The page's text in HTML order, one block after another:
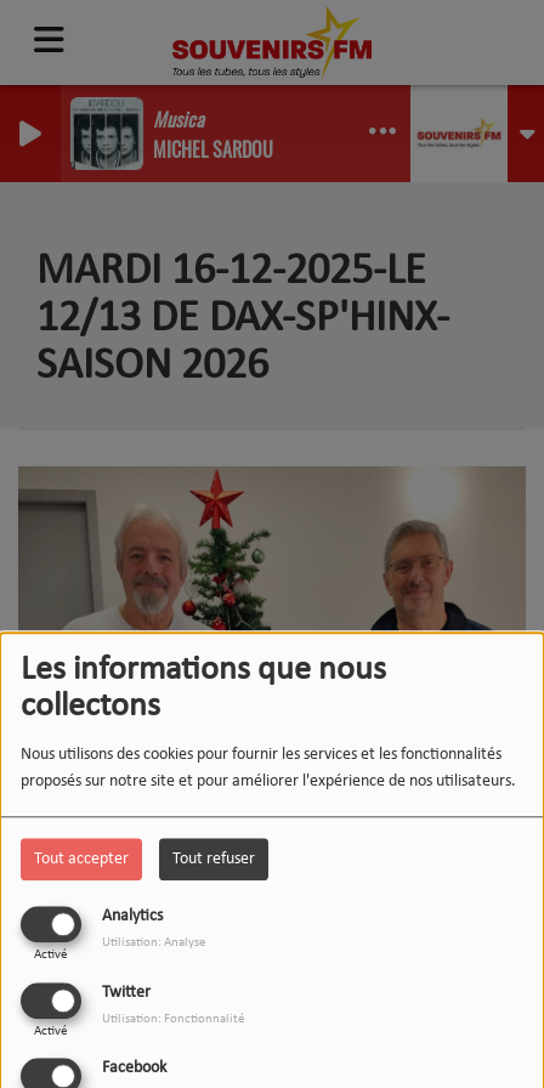
Les informations que nous
collectons
Nous utilisons des cookies pour fournir les services et les fonctionnalités
proposés sur notre site et pour améliorer l'expérience de nos utilisateurs.
Tout accepter Tout refuser
Analytics
Activé
Utilisation: Analyse
Twitter
Activé
Utilisation: Fonctionnalité
Facebook
Musica
MICHEL SARDOU
MARDI 16-12-2025-LE
12/13 DE DAX-SP'HINX-
SAISON 2026
16 DÉCEMBRE 2025
Écouter le podcast
L'invité(e) du 12-13 recevait aujourd'hui
parPatrick ORUEZABAL